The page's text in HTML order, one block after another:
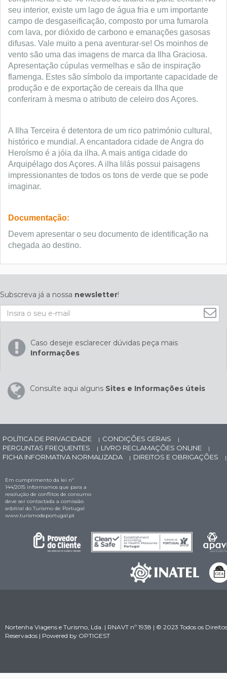
seu interior, existe um lago de água fria e um importante
campo de desgaseificação, composto por uma fumarola
com lava, por dióxido de carbono e emanações gasosas
difusas. Vale muito a pena aventurar-se! Os moinhos de
vento são uma das imagens de marca da Ilha Graciosa.
Apresentação cúpulas vermelhas e são de inspiração
flamenga. Estes são símbolo da importante capacidade de
produção e de exportação de cereais da Ilha que
conferiram à mesma o atributo de celeiro dos Açores.
A Ilha Terceira é detentora de um rico património cultural,
histórico e mundial. A encantadora cidade de Angra do
Heroísmo é a jóia da ilha. A mais antiga cidade do
Arquipélago dos Açores. A ilha lilás possui paisagens
impressionantes de todos os tons de verde que se pode
imaginar.
Documentação:
Devem apresentar o seu documento de identificação na
chegada ao destino.
Subscreva já a nossa newsletter!
Caso deseje esclarecer dúvidas peça mais
Informações
Consulte aqui alguns Sites e Informações úteis
POLÍTICA DE PRIVACIDADE | CONDIÇÕES GERAIS |
PERGUNTAS FREQUENTES | LIVRO RECLAMAÇÕES ONLINE |
FICHA INFORMATIVA NORMALIZADA | DIREITOS E OBRIGAÇÕES |
Em cumprimento da lei nº
144/2015 informamos que para a
resolução de conflitos de consumo
deve ser contactada a comissão
arbitral do Turismo de Portugal
www.turismodeportugal.pt
Nortenha Viagens e Turismo, Lda. | RNAVT nº 1938 | © 2023 Todos os Direitos
Reservados | Powered by OPTIGEST